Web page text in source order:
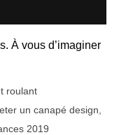
À vous d’imaginer
roulant
un canapé design,
2019